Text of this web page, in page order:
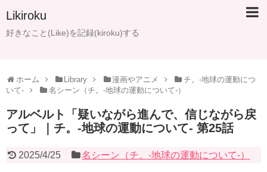
Likiroku
好きなこと(Like)を記録(kiroku)する
ホーム Library 漫画やアニメ
チ。-地球の運動につ
いて-
名シーン（チ。-地球の運動について-）
アルベルト「疑いながら進んで、信じながら戻
って」｜チ。-地球の運動について- 第25話
2025/4/25 名シーン（チ。-地球の運動について-）